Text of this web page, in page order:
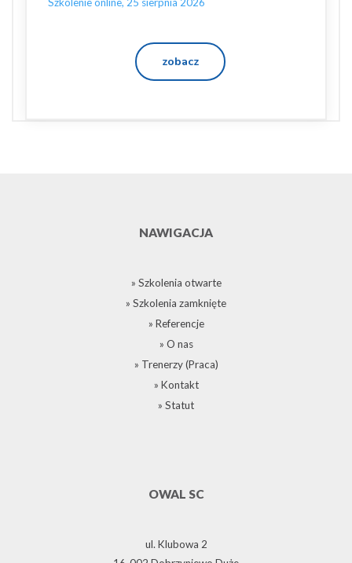
zobacz
NAWIGACJA
» Szkolenia otwarte
» Szkolenia zamknięte
» Referencje
» O nas
» Trenerzy (Praca)
» Kontakt
» Statut
OWAL SC
ul. Klubowa 2